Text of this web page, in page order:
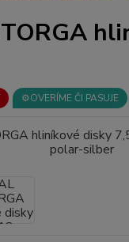
⚙️OVERÍME ČI PASUJE